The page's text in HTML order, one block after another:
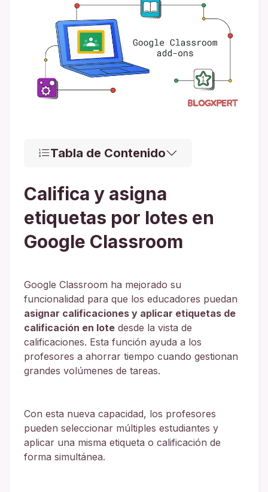
Tabla de Contenido
Califica y asigna
etiquetas por lotes en
Google Classroom
Google Classroom ha mejorado su
funcionalidad para que los educadores puedan
asignar calificaciones y aplicar etiquetas de
calificación en lote desde la vista de
calificaciones. Esta función ayuda a los
profesores a ahorrar tiempo cuando gestionan
grandes volúmenes de tareas.
Con esta nueva capacidad, los profesores
pueden seleccionar múltiples estudiantes y
aplicar una misma etiqueta o calificación de
forma simultánea.